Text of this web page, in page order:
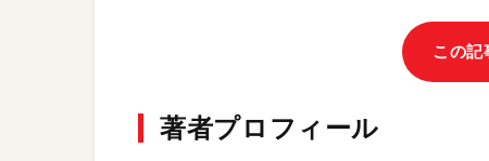
この記
著者プロフィール